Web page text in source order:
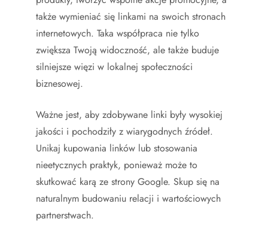
także wymieniać się linkami na swoich stronach
internetowych. Taka współpraca nie tylko
zwiększa Twoją widoczność, ale także buduje
silniejsze więzi w lokalnej społeczności
biznesowej.
Ważne jest, aby zdobywane linki były wysokiej
jakości i pochodziły z wiarygodnych źródeł.
Unikaj kupowania linków lub stosowania
nieetycznych praktyk, ponieważ może to
skutkować karą ze strony Google. Skup się na
naturalnym budowaniu relacji i wartościowych
partnerstwach.